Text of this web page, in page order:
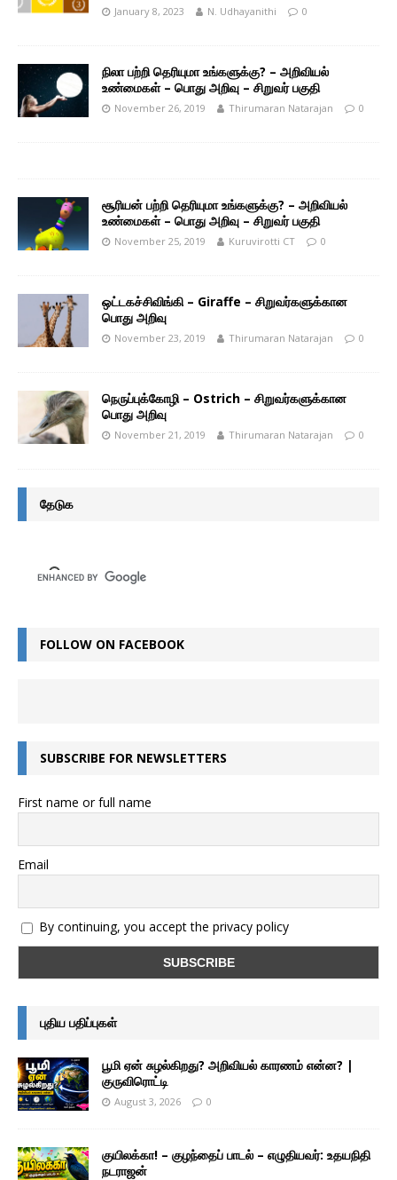
January 8, 2023 N. Udhayanithi 0
நிலா பற்றி தெரியுமா உங்களுக்கு? – அறிவியல்
உண்மைகள் – பொது அறிவு – சிறுவர் பகுதி
November 26, 2019 Thirumaran Natarajan 0
சூரியன் பற்றி தெரியுமா உங்களுக்கு? – அறிவியல்
உண்மைகள் – பொது அறிவு – சிறுவர் பகுதி
November 25, 2019 Kuruvirotti CT 0
ஒட்டகச்சிவிங்கி – Giraffe – சிறுவர்களுக்கான
பொது அறிவு
November 23, 2019 Thirumaran Natarajan 0
நெருப்புக்கோழி – Ostrich – சிறுவர்களுக்கான
பொது அறிவு
November 21, 2019 Thirumaran Natarajan 0
தேடுக
FOLLOW ON FACEBOOK
SUBSCRIBE FOR NEWSLETTERS
First name or full name
Email
By continuing, you accept the privacy policy
புதிய பதிப்புகள்
பூமி ஏன் சுழல்கிறது? அறிவியல் காரணம் என்ன? |
குருவிரொட்டி
August 3, 2026 0
குயிலக்கா! – குழந்தைப் பாடல் – எழுதியவர்: உதயநிதி
நடராஜன்